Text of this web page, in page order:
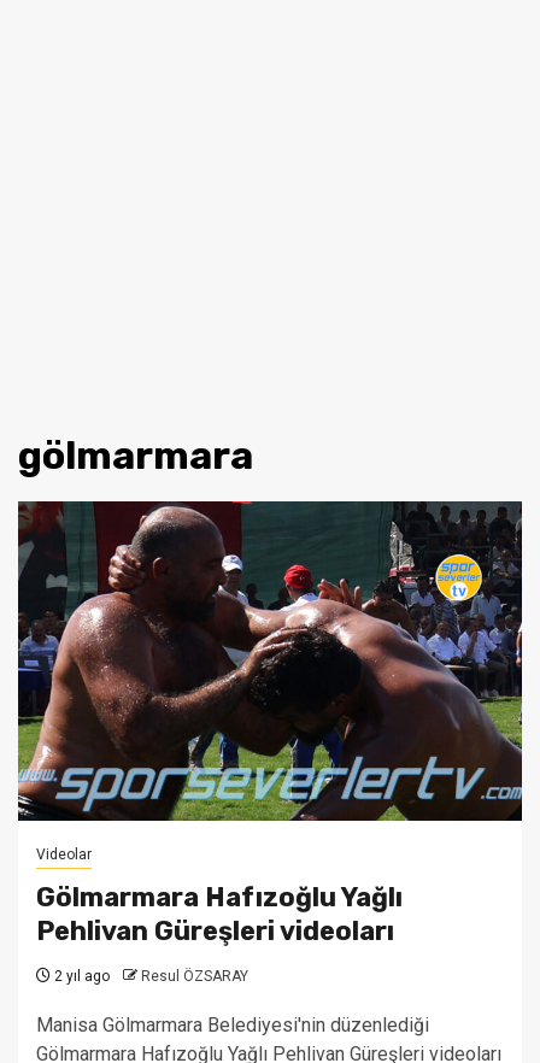
gölmarmara
Videolar
Gölmarmara Hafızoğlu Yağlı
Pehlivan Güreşleri videoları
2 yıl ago Resul ÖZSARAY
Manisa Gölmarmara Belediyesi'nin düzenlediği
Gölmarmara Hafızoğlu Yağlı Pehlivan Güreşleri videoları